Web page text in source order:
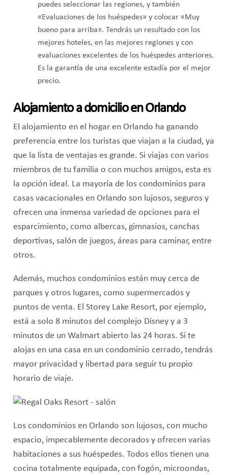
puedes seleccionar las regiones, y también
«Evaluaciones de los huéspedes» y colocar «Muy
bueno para arriba». Tendrás un resultado con los
mejores hoteles, en las mejores regiones y con
evaluaciones excelentes de los huéspedes anteriores.
Es la garantía de una excelente estadía por el mejor
precio.
Alojamiento a domicilio en Orlando
El alojamiento en el hogar en Orlando ha ganando
preferencia entre los turistas que viajan a la ciudad, ya
que la lista de ventajas es grande. Si viajas con varios
miembros de tu familia o con muchos amigos, esta es
la opción ideal. La mayoría de los condominios para
casas vacacionales en Orlando son lujosos, seguros y
ofrecen una inmensa variedad de opciones para el
esparcimiento, como albercas, gimnasios, canchas
deportivas, salón de juegos, áreas para caminar, entre
otros.
Además, muchos condominios están muy cerca de
parques y otros lugares, como supermercados y
puntos de venta. El Storey Lake Resort, por ejemplo,
está a solo 8 minutos del complejo Disney y a 3
minutos de un Walmart abierto las 24 horas. Si te
alojas en una casa en un condominio cerrado, tendrás
mayor privacidad y libertad para seguir tu propio
horario de viaje.
Los condominios en Orlando son lujosos, con mucho
espacio, impecablemente decorados y ofrecen varias
habitaciones a sus huéspedes. Todos ellos tienen una
cocina totalmente equipada, con fogón, microondas,